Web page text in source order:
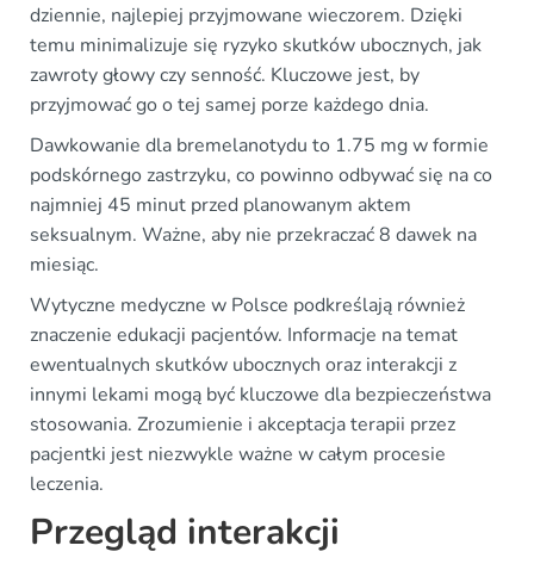
dziennie, najlepiej przyjmowane wieczorem. Dzięki
temu minimalizuje się ryzyko skutków ubocznych, jak
zawroty głowy czy senność. Kluczowe jest, by
przyjmować go o tej samej porze każdego dnia.
Dawkowanie dla bremelanotydu to 1.75 mg w formie
podskórnego zastrzyku, co powinno odbywać się na co
najmniej 45 minut przed planowanym aktem
seksualnym. Ważne, aby nie przekraczać 8 dawek na
miesiąc.
Wytyczne medyczne w Polsce podkreślają również
znaczenie edukacji pacjentów. Informacje na temat
ewentualnych skutków ubocznych oraz interakcji z
innymi lekami mogą być kluczowe dla bezpieczeństwa
stosowania. Zrozumienie i akceptacja terapii przez
pacjentki jest niezwykle ważne w całym procesie
leczenia.
Przegląd interakcji